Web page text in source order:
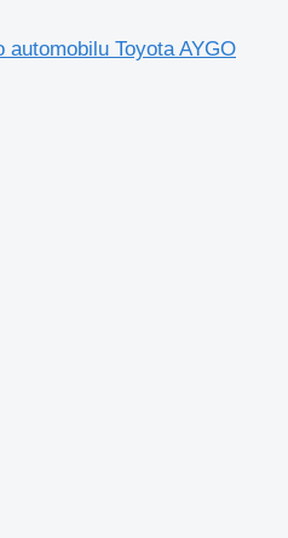
Toyota AYGO